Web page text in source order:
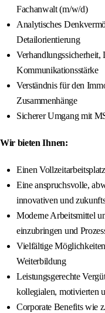
Fachanwalt (m/w/d)
Analytisches
Detailorientierung
Verhandlungssicherheit,
Kommunikationsstärke
Verständnis für den
Zusammenhänge
Sicherer Umgang mit
Wir bieten Ihnen:
Einen
Eine anspruchsvolle,
innovativen und
Moderne Arbeitsmittel
einzubringen und
Vielfältige
Weiterbildung
Leistungsgerechte
kollegialen, motivierten
Corporate Benefits wie